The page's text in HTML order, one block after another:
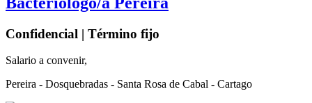
Confidencial | Término fijo
Salario a convenir,
Pereira - Dosquebradas - Santa Rosa de Cabal - Cartago